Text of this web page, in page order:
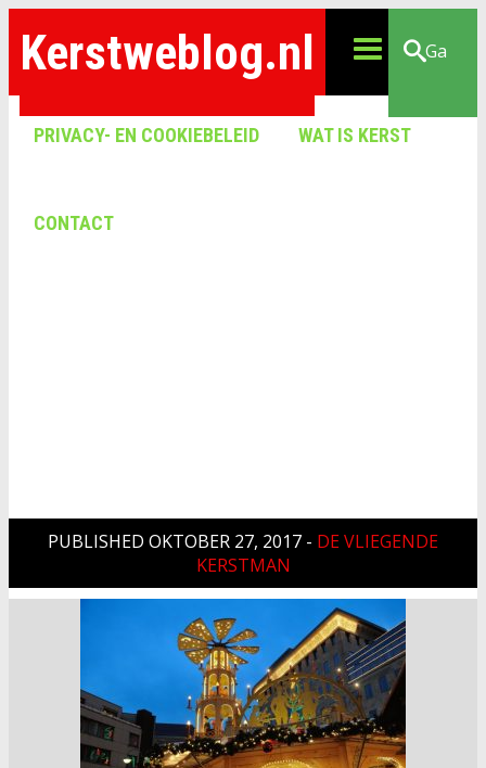
Kerstweblog.nl
PRIVACY- EN COOKIEBELEID WAT IS KERST
CONTACT
Ga
PUBLISHED OKTOBER 27, 2017 - DE VLIEGENDE
KERSTMAN